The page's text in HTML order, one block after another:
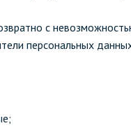
с
персональных